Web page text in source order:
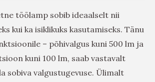
töölamp sobib ideaalselt nii
kui ka isiklikuks kasutamiseks. Tänu
– põhivalgus kuni 500 lm ja
kuni 100 lm, saab vastavalt
sobiva valgustugevuse. Ülimalt